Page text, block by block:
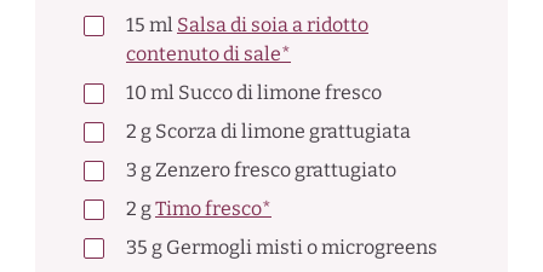
15 ml Salsa di soia a ridotto
contenuto di sale*
10ml Succo di limone fresco
2 gScorza di limone grattugiata
3 gZenzero fresco grattugiato
2 gTimo fresco*
35 gGermogli misti o microgreens